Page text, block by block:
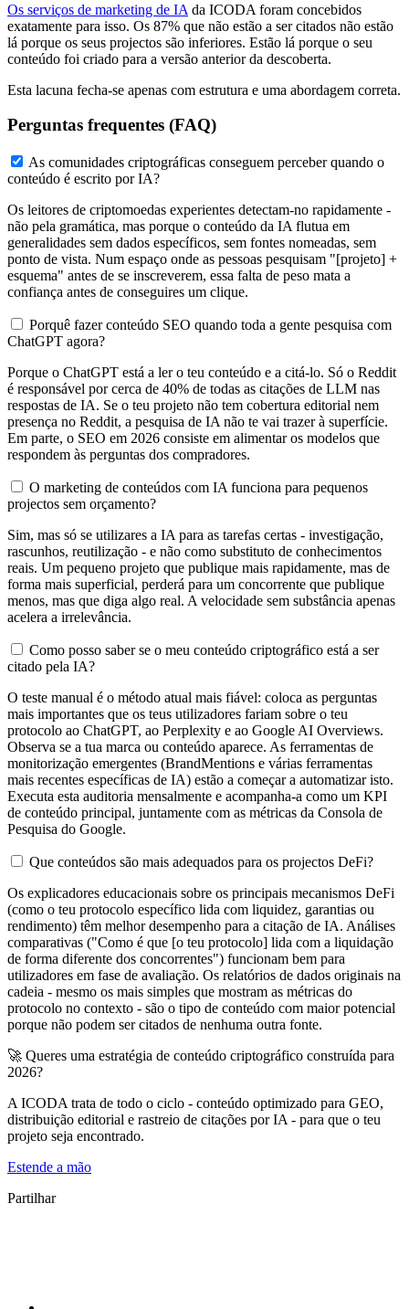
Os serviços de marketing de IA da ICODA foram concebidos
exatamente para isso. Os 87% que não estão a ser citados não estão
lá porque os seus projectos são inferiores. Estão lá porque o seu
conteúdo foi criado para a versão anterior da descoberta.
Esta lacuna fecha-se apenas com estrutura e uma abordagem correta.
Perguntas frequentes (FAQ)
As comunidades criptográficas conseguem perceber quando o
conteúdo é escrito por IA?
Os leitores de criptomoedas experientes detectam-no rapidamente -
não pela gramática, mas porque o conteúdo da IA flutua em
generalidades sem dados específicos, sem fontes nomeadas, sem
ponto de vista. Num espaço onde as pessoas pesquisam "[projeto] +
esquema" antes de se inscreverem, essa falta de peso mata a
confiança antes de conseguires um clique.
Porquê fazer conteúdo SEO quando toda a gente pesquisa com
ChatGPT agora?
Porque o ChatGPT está a ler o teu conteúdo e a citá-lo. Só o Reddit
é responsável por cerca de 40% de todas as citações de LLM nas
respostas de IA. Se o teu projeto não tem cobertura editorial nem
presença no Reddit, a pesquisa de IA não te vai trazer à superfície.
Em parte, o SEO em 2026 consiste em alimentar os modelos que
respondem às perguntas dos compradores.
O marketing de conteúdos com IA funciona para pequenos
projectos sem orçamento?
Sim, mas só se utilizares a IA para as tarefas certas - investigação,
rascunhos, reutilização - e não como substituto de conhecimentos
reais. Um pequeno projeto que publique mais rapidamente, mas de
forma mais superficial, perderá para um concorrente que publique
menos, mas que diga algo real. A velocidade sem substância apenas
acelera a irrelevância.
Como posso saber se o meu conteúdo criptográfico está a ser
citado pela IA?
O teste manual é o método atual mais fiável: coloca as perguntas
mais importantes que os teus utilizadores fariam sobre o teu
protocolo ao ChatGPT, ao Perplexity e ao Google AI Overviews.
Observa se a tua marca ou conteúdo aparece. As ferramentas de
monitorização emergentes (BrandMentions e várias ferramentas
mais recentes específicas de IA) estão a começar a automatizar isto.
Executa esta auditoria mensalmente e acompanha-a como um KPI
de conteúdo principal, juntamente com as métricas da Consola de
Pesquisa do Google.
Que conteúdos são mais adequados para os projectos DeFi?
Os explicadores educacionais sobre os principais mecanismos DeFi
(como o teu protocolo específico lida com liquidez, garantias ou
rendimento) têm melhor desempenho para a citação de IA. Análises
comparativas ("Como é que [o teu protocolo] lida com a liquidação
de forma diferente dos concorrentes") funcionam bem para
utilizadores em fase de avaliação. Os relatórios de dados originais na
cadeia - mesmo os mais simples que mostram as métricas do
protocolo no contexto - são o tipo de conteúdo com maior potencial
porque não podem ser citados de nenhuma outra fonte.
🚀 Queres uma estratégia de conteúdo criptográfico construída para
2026?
A ICODA trata de todo o ciclo - conteúdo optimizado para GEO,
distribuição editorial e rastreio de citações por IA - para que o teu
projeto seja encontrado.
Estende a mão
Partilhar